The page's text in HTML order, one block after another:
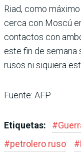
Riad, como
cerca con Moscú
contactos con
este fin de semana
rusos ni siquiera
Fuente: AFP.
Etiquetas: #
#petrolero ruso #